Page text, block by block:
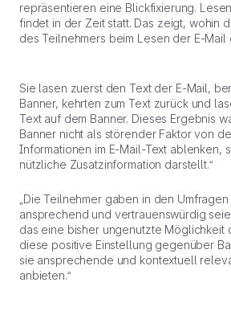
repräsentieren eine Blickfixierung.
findet in der Zeit statt. Das zeigt, wohin
des Teilnehmers beim Lesen der E-Mail
Sie lasen zuerst den Text der E-Mail,
Banner, kehrten zum Text zurück und
Text auf dem Banner. Dieses Ergebnis
Banner nicht als störender Faktor von
Informationen im E-Mail-Text ablenken,
nützliche Zusatzinformation darstellt.“
„Die Teilnehmer gaben in den
ansprechend und vertrauenswürdig
das eine bisher ungenutzte Möglichkeit
diese positive Einstellung gegenüber
sie ansprechende und kontextuell
anbieten.“